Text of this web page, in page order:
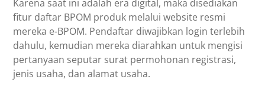
Karena saat ini adalah era digital, maka disediakan
fitur daftar BPOM produk melalui website resmi
mereka e-BPOM. Pendaftar diwajibkan login terlebih
dahulu, kemudian mereka diarahkan untuk mengisi
pertanyaan seputar surat permohonan registrasi,
jenis usaha, dan alamat usaha.